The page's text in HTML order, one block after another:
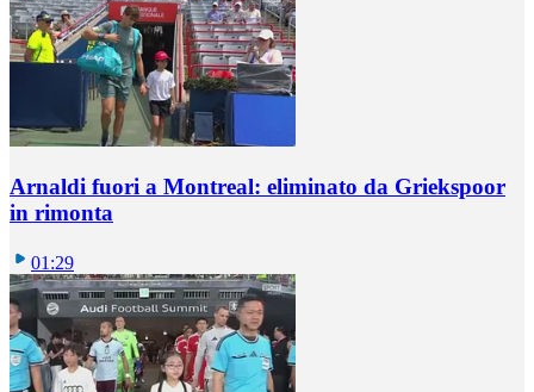
Arnaldi fuori a Montreal: eliminato da Griekspoor
in rimonta
01:29